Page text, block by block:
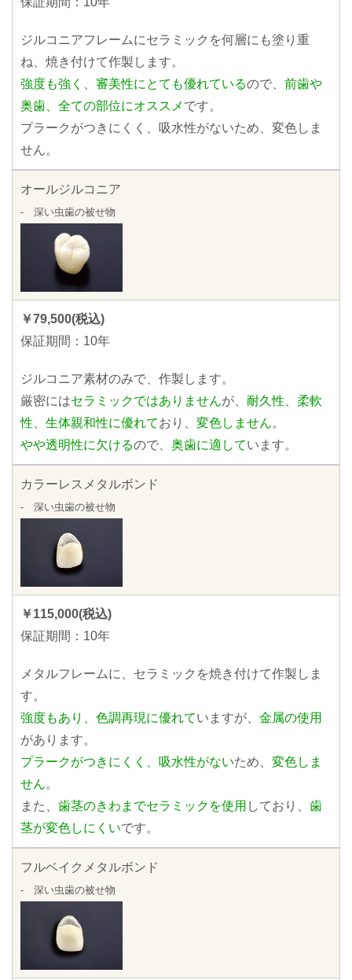
ジルコニアフレームにセラミックを何層にも塗り重
ね、焼き付けて作製します。
強度も強く、審美性にとても優れているので、 前歯や
奥歯、全ての部位にオススメ です。
プラークがつきにくく、吸水性がないため、変色しま
せん。
オールジルコニア
- 深い虫歯の被せ物
￥79,500(税込)
保証期間：10年
ジルコニア素材のみで、作製します。
厳密にはセラミックではありませんが、 耐久性、柔軟
性、生体親和性に優れており、 変色しません。
やや透明性に欠けるので、 奥歯に適しています。
カラーレスメタルボンド
- 深い虫歯の被せ物
￥115,000(税込)
保証期間：10年
メタルフレームに、セラミックを焼き付けて作製しま
す。
強度もあり、色調再現に優れていますが、 金属の使用
があります。
プラークがつきにくく、吸水性がないため、 変色しま
せん。
また、 歯茎のきわまでセラミックを使用 しており、 歯
茎が変色しにくいです。
フルベイクメタルボンド
- 深い虫歯の被せ物